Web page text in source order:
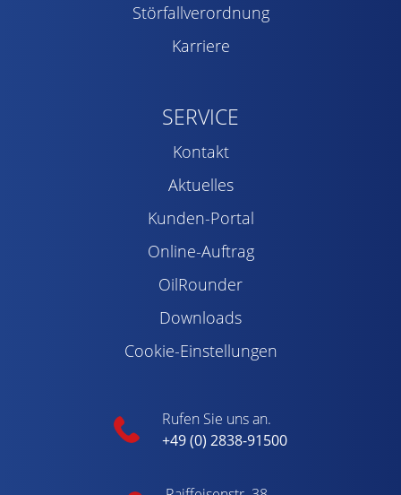
Störfallverordnung
Karriere
SERVICE
Kontakt
Aktuelles
Kunden-Portal
Online-Auftrag
OilRounder
Downloads
Cookie-Einstellungen
Rufen Sie uns an.
+49 (0) 2838-91500